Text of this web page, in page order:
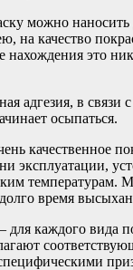
можно наносить
на качество
нахождения это
адгезия, в связи
осыпаться.
качественное
эксплуатации,
температурам.
время
для каждого вида